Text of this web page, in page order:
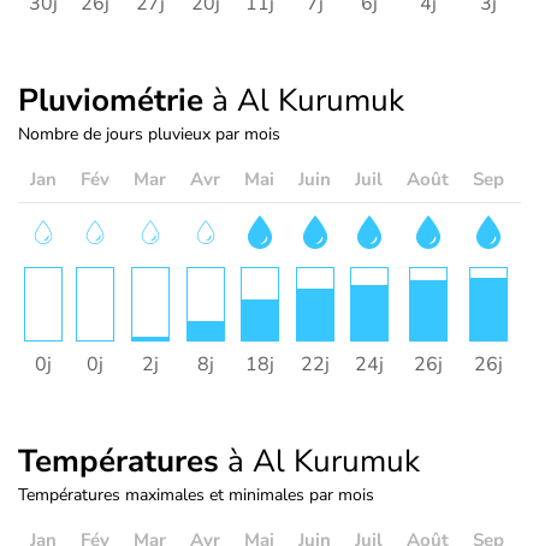
Pluviométrie à Al Kurumuk
Nombre de jours pluvieux par mois
Jan Fév Mar Avr Mai Juin Juil Août Sep
0j 0j 2j 8j 18j 22j 24j 26j 26j
Températures à Al Kurumuk
Températures maximales et minimales par mois
Jan Fév Mar Avr Mai Juin Juil Août Sep